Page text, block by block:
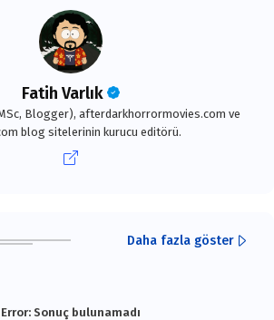
Fatih Varlık
MSc, Blogger), afterdarkhorrormovies.com ve
blog sitelerinin kurucu editörü.
Daha fazla göster
Error: Sonuç bulunamadı